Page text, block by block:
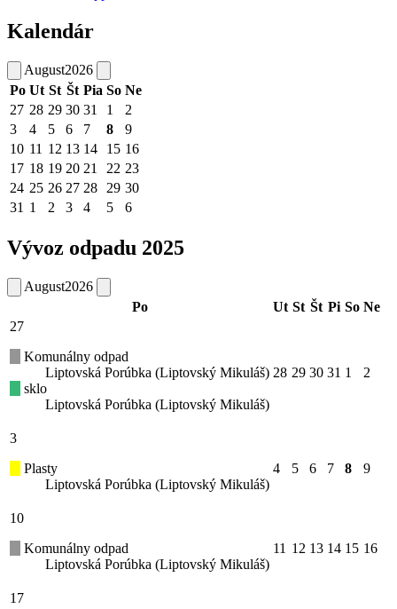
Kalendár
August2026
Po Ut St Št Pia So Ne
27 28 29 30 31 1
2
3
4 5 6 7 8
9
10 11 12 13 14 15 16
17 18 19 20 21 22 23
24 25 26 27 28 29 30
31 1 2 3 4 5 6
Vývoz odpadu 2025
August2026
Po
Ut St Št Pi So Ne
27
Komunálny odpad
Liptovská Porúbka (Liptovský Mikuláš)
sklo
Liptovská Porúbka (Liptovský Mikuláš)
28 29 30 31 1 2
3
Plasty
Liptovská Porúbka (Liptovský Mikuláš)
4 5 6 7 8 9
10
Komunálny odpad
Liptovská Porúbka (Liptovský Mikuláš)
11 12 13 14 15 16
17